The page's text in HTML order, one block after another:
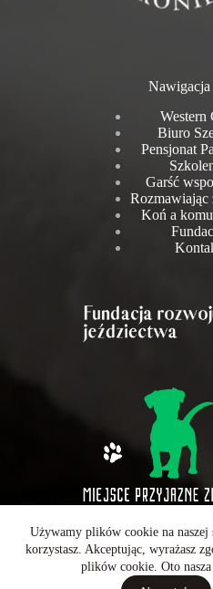
Używamy plików cookie na
korzystasz. Akceptując, wyrażasz
plików cookie. Oto nasza
Nawigacja
Western
Biuro
Pensjonat
Garść
Rozmawiając
Koń a
Wszelkie prawa zastrzeżone ©
CarboMedia Sp.